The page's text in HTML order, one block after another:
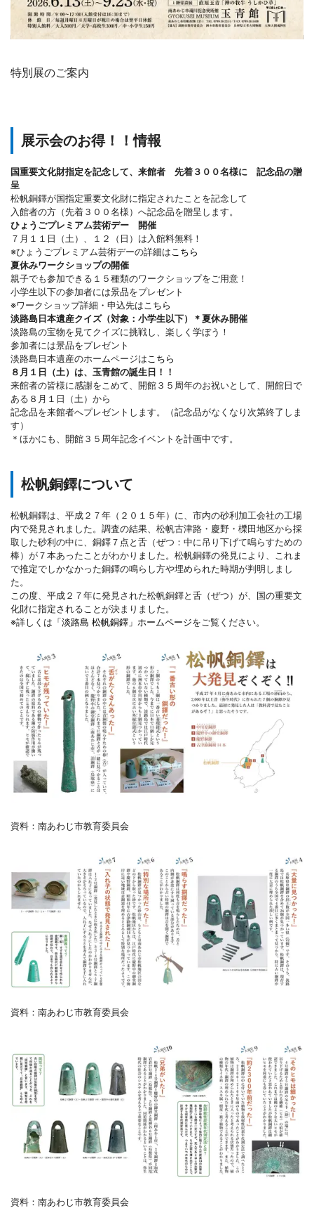
特別展のご案内
展示会のお得！！情報
国重要文化財指定を記念して、来館者 先着３００名様に 記念品の贈
呈
松帆銅鐸が国指定重要文化財に指定されたことを記念して
入館者の方（先着３００名様）へ記念品を贈呈します。
ひょうごプレミアム芸術デー 開催
７月１１日（土）、１２（日）は入館料無料！
※ひょうごプレミアム芸術デーの詳細はこちら
夏休みワークショップの開催
親子でも参加できる１５種類のワークショップをご用意！
小学生以下の参加者には景品をプレゼント
※ワークショップ詳細・申込先はこちら
淡路島日本遺産クイズ（対象：小学生以下）＊夏休み開催
淡路島の宝物を見てクイズに挑戦し、楽しく学ぼう！
参加者には景品をプレゼント
淡路島日本遺産のホームページはこちら
８月１日（土）は、玉青館の誕生日！！
来館者の皆様に感謝をこめて、開館３５周年のお祝いとして、開館日で
ある８月１日（土）から
記念品を来館者へプレゼントします。（記念品がなくなり次第終了しま
す）
＊ほかにも、開館３５周年記念イベントを計画中です。
松帆銅鐸について
松帆銅鐸は、平成２７年（２０１５年）に、市内の砂利加工会社の工場
内で発見されました。調査の結果、松帆古津路・慶野・櫟田地区から採
取した砂利の中に、銅鐸７点と舌（ぜつ：中に吊り下げて鳴らすための
棒）が７本あったことがわかりました。松帆銅鐸の発見により、これま
で推定でしかなかった銅鐸の鳴らし方や埋められた時期が判明しまし
た。
この度、平成２７年に発見された松帆銅鐸と舌（ぜつ）が、国の重要文
化財に指定されることが決まりました。
※詳しくは 「淡路島 松帆銅鐸」ホームページをご覧ください。
資料：南あわじ市教育委員会
資料：南あわじ市教育委員会
資料：南あわじ市教育委員会